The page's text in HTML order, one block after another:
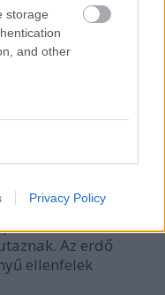
storage
and other
Privacy Policy
otthonát,
gonosz ellen
és barátai
Az erdő
ellenfelek